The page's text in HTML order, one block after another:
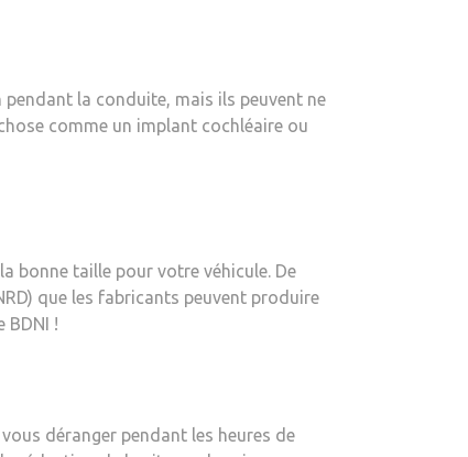
la conduite, mais ils peuvent ne
comme un implant cochléaire ou
bonne taille pour votre véhicule. De
que les fabricants peuvent produire
BDNI !
déranger pendant les heures de